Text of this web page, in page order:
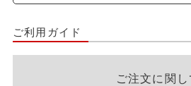
ご利用ガイド
ご注文に関し